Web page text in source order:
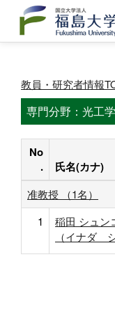
教員・研究者情報
専門分野：光工
No
.
氏名(カナ)
准教授 （1名）
1
稲田 シュン
（イナダ